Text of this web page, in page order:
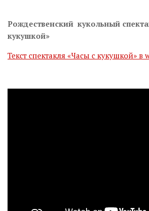
Рождественский кукольный
кукушкой»
Текст спектакля «Часы с кукушкой» в